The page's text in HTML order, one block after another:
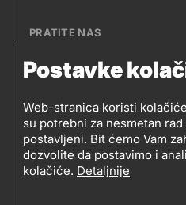
Postavke
Web-stranica koristi
su potrebni za nesmetan
postavljeni. Bit ćemo Vam
dozvolite da postavimo i
kolačiće. Detaljnije
PRATITE NAS
PRATITE
NAS
Petrol BH Oil Company,
Džemala Bijedića 202,
Social